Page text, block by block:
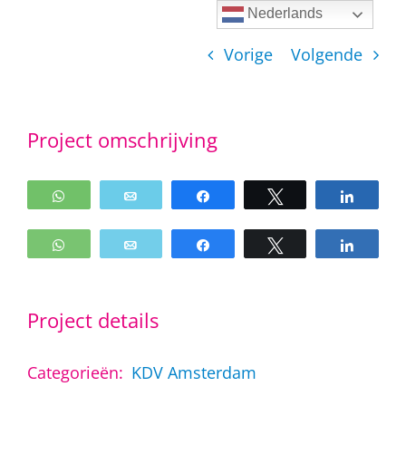
Vorige Volgende
Project omschrijving
WhatsApp
WhatsApp
Project details
Categorieën: KDV Amsterdam
Nederlands